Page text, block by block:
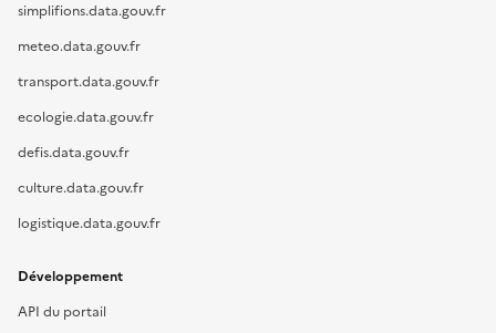
simplifions.data.gouv.fr
meteo.data.gouv.fr
transport.data.gouv.fr
ecologie.data.gouv.fr
defis.data.gouv.fr
culture.data.gouv.fr
logistique.data.gouv.fr
Développement
API du portail